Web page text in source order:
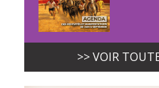
>> VOIR